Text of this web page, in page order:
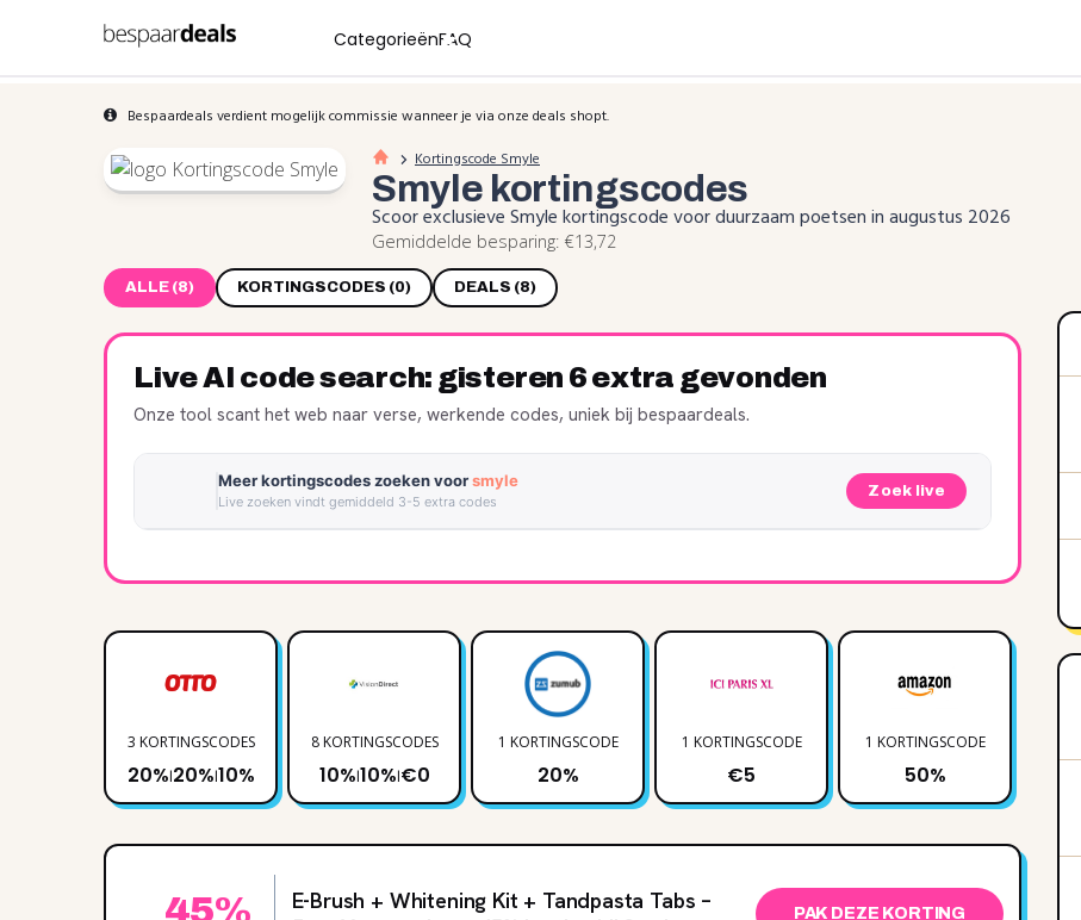
CategorieënFAQ
Bespaardeals verdient mogelijk commissie wanneer je via onze deals shopt.
Kortingscode Smyle
Smyle kortingscodes
Scoor exclusieve Smyle kortingscode voor duurzaam poetsen in augustus 2026
Gemiddelde besparing: €13,72
ALLE (8) KORTINGSCODES (0) DEALS (8)
Live AI code search: gisteren 6 extra gevonden
Onze tool scant het web naar verse, werkende codes, uniek bij bespaardeals.
Meer kortingscodes zoeken voorsmyle
Live zoeken vindt gemiddeld 3-5 extra codes
Zoek live
3 KORTINGSCODES
20%|20%|10%
8 KORTINGSCODES
10%|10%|€0
1 KORTINGSCODE
20%
1 KORTINGSCODE
€5
1 KORTINGSCODE
50%
45%
E-Brush + Whitening Kit + Tandpasta Tabs –
PAK DEZE KORTING